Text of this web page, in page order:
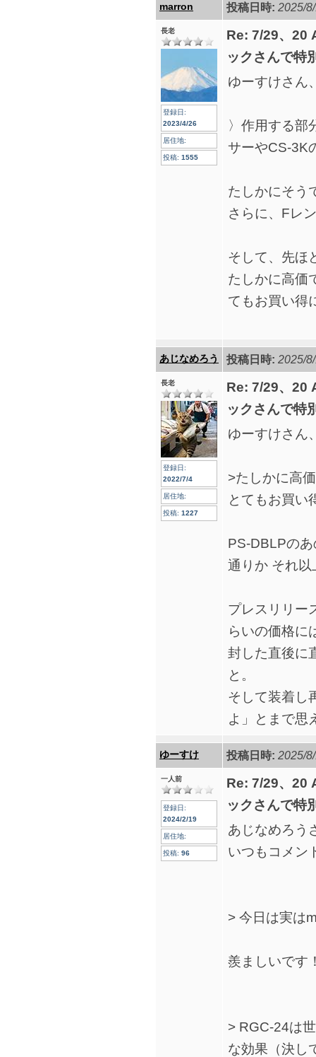
marron
投稿日時: 2025/
長老
登録日:
2023/4/26
居住地:
投稿: 1555
Re: 7/29、20
ックさんで特
ゆーすけさん
〉作用する部
サーやCS-3K
たしかにそう
さらに、Fレ
そして、先ほ
たしかに高価
てもお買い得
あじなめろう 投稿日時: 2025/
長老
登録日:
2022/7/4
居住地:
投稿: 1227
Re: 7/29、20
ックさんで特
ゆーすけさん
>たしかに高
とてもお買い
PS-DBLPの
通りか それ
プレスリリー
らいの価格に
封した直後に
と。
そして装着し
よ」とまで思
ゆーすけ 投稿日時: 2025/
一人前
登録日:
2024/2/19
居住地:
投稿: 96
Re: 7/29、20
ックさんで特
あじなめろう
いつもコメン
> 今日は実は
羨ましいです
> RGC-24は
な効果（決し